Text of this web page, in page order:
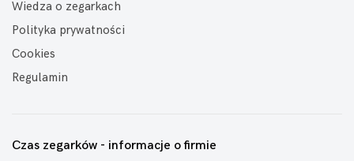
Wiedza o zegarkach
Polityka prywatności
Cookies
Regulamin
Czas zegarków - informacje o firmie